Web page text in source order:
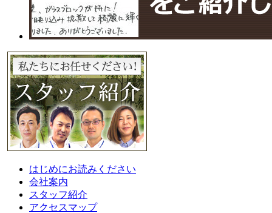
はじめにお読みください
会社案内
スタッフ紹介
アクセスマップ